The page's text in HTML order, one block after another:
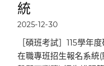
統
2025-12-30
［碩班考試］115學年
在職專班招生報名系統